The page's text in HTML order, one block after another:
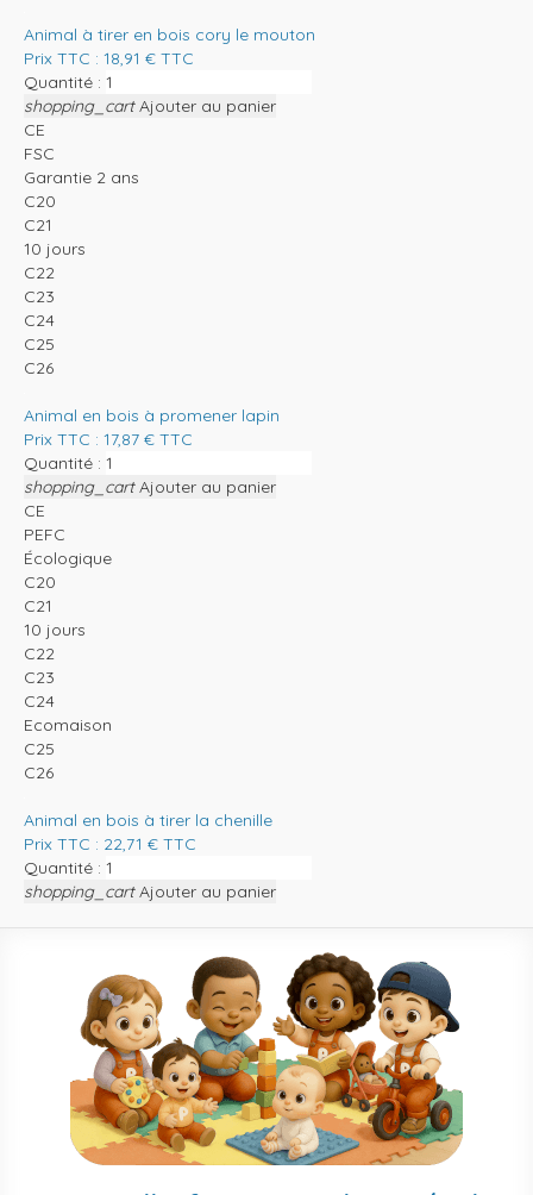
Animal à tirer en bois cory le mouton
Prix TTC : 18,91 € TTC
Quantité :
shopping_cart Ajouter au panier
CE
FSC
Garantie 2 ans
C20
C21
10 jours
C22
C23
C24
C25
C26
Animal en bois à promener lapin
Prix TTC : 17,87 € TTC
Quantité :
shopping_cart Ajouter au panier
CE
PEFC
Écologique
C20
C21
10 jours
C22
C23
C24
Ecomaison
C25
C26
Animal en bois à tirer la chenille
Prix TTC : 22,71 € TTC
Quantité :
shopping_cart Ajouter au panier